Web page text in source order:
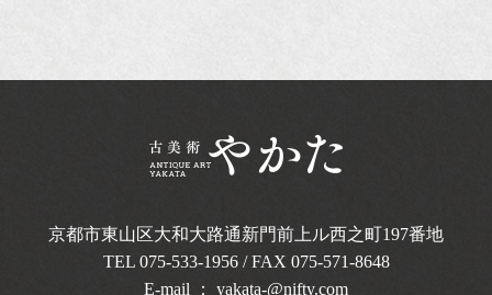
京都市東山区大和大路通新門前上ル西之町197番地
TEL 075-533-1956/ FAX 075-571-8648
E-mail ： yakata-@nifty.com